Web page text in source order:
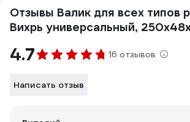
Отзывы Валик для всех типов
Вихрь универсальный,
4.7 16 отзывов
Написать отзыв